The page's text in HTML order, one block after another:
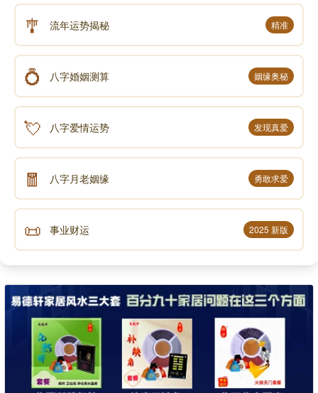
🎐 流年运势揭秘 精准
💍 八字婚姻测算 姻缘奥秘
💘 八字爱情运势 发现真爱
🧧 八字月老姻缘 勇敢求爱
📜 事业财运 2025 新版